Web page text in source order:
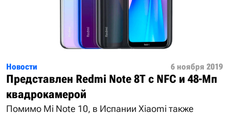
Новости 6 ноября 2019
Представлен Redmi Note 8T с NFC и 48-Мп
квадрокамерой
Помимо Mi Note 10, в Испании Xiaomi также